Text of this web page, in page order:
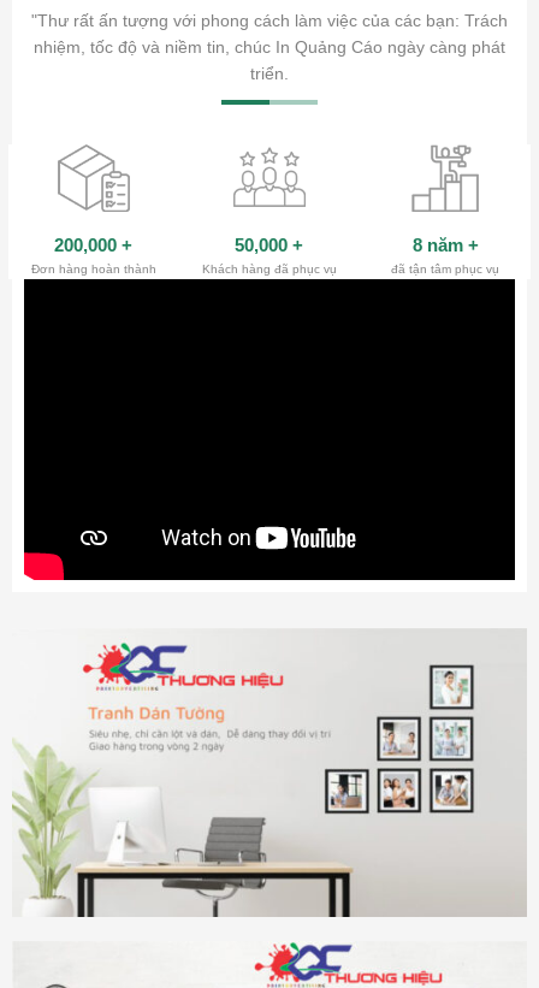
"Thư rất ấn tượng với phong cách làm việc của các bạn: Trách
nhiệm, tốc độ và niềm tin, chúc In Quảng Cáo ngày càng phát
triển.
sóc
200,000 +
Đơn hàng hoàn thành
50,000 +
Khách hàng đã phục vụ
8 năm +
đã tận tâm phục vụ